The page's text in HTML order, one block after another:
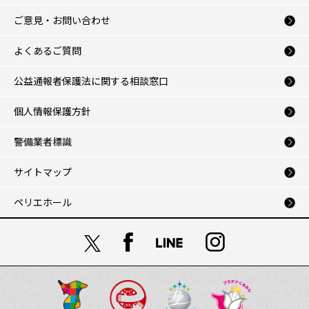
ご意見・お問い合わせ
よくあるご質問
公益通報者保護法に関する相談窓口
個人情報保護方針
警備業者標識
サイトマップ
ペリエホール